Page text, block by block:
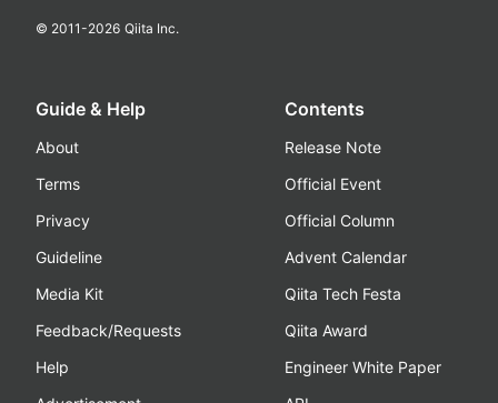
© 2011-2026 Qiita Inc.
Guide & Help
About
Terms
Privacy
Guideline
Media Kit
Feedback/Requests
Help
Contents
Release Note
Official Event
Official Column
Advent Calendar
Qiita Tech Festa
Qiita Award
Engineer White Paper